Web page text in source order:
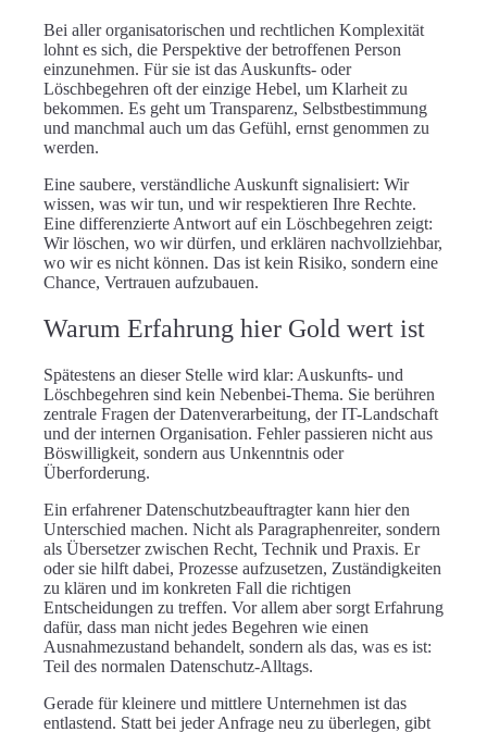
Bei aller organisatorischen und rechtlichen Komplexität
lohnt es sich, die Perspektive der betroffenen Person
einzunehmen. Für sie ist das Auskunfts- oder
Löschbegehren oft der einzige Hebel, um Klarheit zu
bekommen. Es geht um Transparenz, Selbstbestimmung
und manchmal auch um das Gefühl, ernst genommen zu
werden.
Eine saubere, verständliche Auskunft signalisiert: Wir
wissen, was wir tun, und wir respektieren Ihre Rechte.
Eine differenzierte Antwort auf ein Löschbegehren zeigt:
Wir löschen, wo wir dürfen, und erklären nachvollziehbar,
wo wir es nicht können. Das ist kein Risiko, sondern eine
Chance, Vertrauen aufzubauen.
Warum Erfahrung hier Gold wert ist
Spätestens an dieser Stelle wird klar: Auskunfts- und
Löschbegehren sind kein Nebenbei-Thema. Sie berühren
zentrale Fragen der Datenverarbeitung, der IT-Landschaft
und der internen Organisation. Fehler passieren nicht aus
Böswilligkeit, sondern aus Unkenntnis oder
Überforderung.
Ein erfahrener Datenschutzbeauftragter kann hier den
Unterschied machen. Nicht als Paragraphenreiter, sondern
als Übersetzer zwischen Recht, Technik und Praxis. Er
oder sie hilft dabei, Prozesse aufzusetzen, Zuständigkeiten
zu klären und im konkreten Fall die richtigen
Entscheidungen zu treffen. Vor allem aber sorgt Erfahrung
dafür, dass man nicht jedes Begehren wie einen
Ausnahmezustand behandelt, sondern als das, was es ist:
Teil des normalen Datenschutz-Alltags.
Gerade für kleinere und mittlere Unternehmen ist das
entlastend. Statt bei jeder Anfrage neu zu überlegen, gibt